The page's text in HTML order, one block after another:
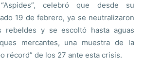
celebró que desde su
19 de febrero, ya se neutralizaron
rebeldes y se escoltó hasta aguas
mercantes, una muestra de la
récord” de los 27 ante esta crisis.